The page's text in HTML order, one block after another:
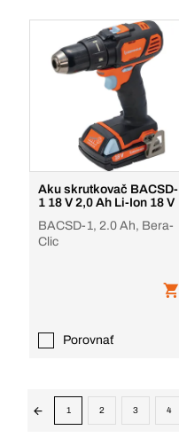
Aku skrutkovač BACSD-
1 18 V 2,0 Ah Li-Ion 18 V
BACSD-1, 2.0 Ah, Bera-
Clic
Porovnať
1 2 3 4